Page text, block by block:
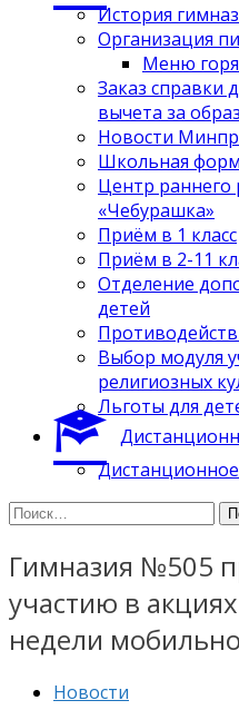
История
Организация
Меню
Заказ справки
вычета за
Новости
Школьная
Центр раннего
«Чебурашка»
Приём в 1 класс
Приём в 2-11
Отделение
детей
Выбор модуля
религиозных
Льготы для
Найти:
Гимназия №505
участию в
недели
Новости